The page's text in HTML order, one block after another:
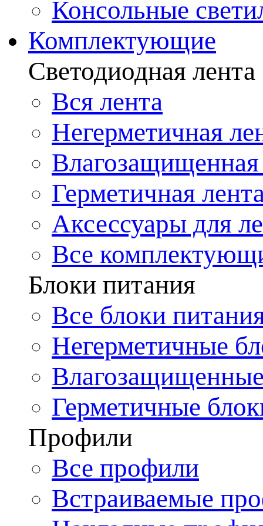
Консольные
Комплектующие
Светодиодная лента
Вся лента
Негерметичная
Влагозащищенная
Герметичная
Аксессуары для
Все
Блоки питания
Все блоки
Негерметичные
Герметичные
Профили
Все профили
Встраиваемые